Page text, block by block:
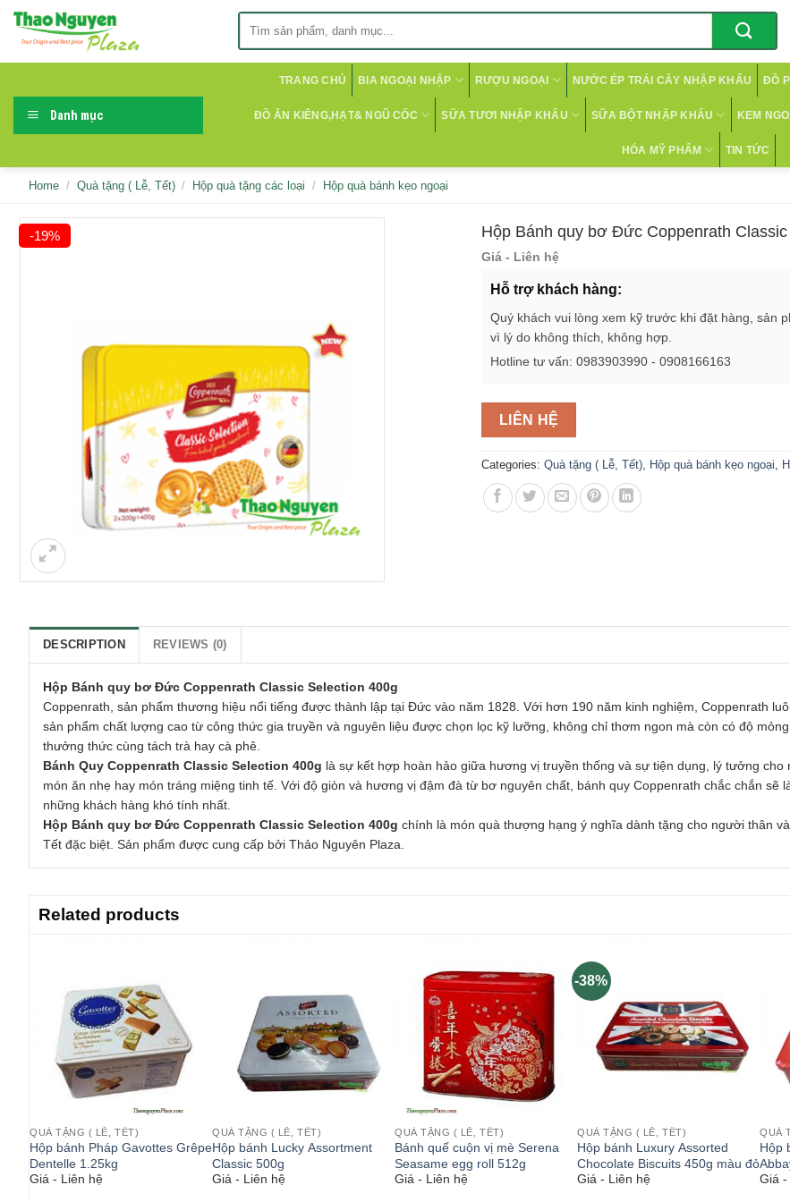
Skip
Danh mục
TRANG CHỦ BIA NGOẠI NHẬP RƯỢU NGOẠI NƯỚC ÉP TRÁI CÂY NHẬP KHẨU ĐỒ
ĐỒ ĂN KIÊNG,HẠT& NGŨ CỐC SỮA TƯƠI NHẬP KHẨU SỮA BỘT NHẬP KHẨU KEM
HÓA MỸ PHẨM TIN TỨC
Home / Quà tặng ( Lễ, Tết) / Hộp quà tặng các loại / Hộp quà bánh kẹo ngoại
-19% Hộp Bánh quy bơ Đức Coppenrath
Giá - Liên hệ
Hỗ trợ khách hàng:
Quý khách vui lòng xem kỹ trước khi đặt hàng, sản
vì lý do không thích, không hợp.
Hotline tư vấn: 0983903990 - 0908166163
LIÊN HỆ
Categories: Quà tặng ( Lễ, Tết), Hộp quà bánh kẹo ngoại,
DESCRIPTION REVIEWS (0)
Hộp Bánh quy bơ Đức Coppenrath Classic Selection 400g
Coppenrath, sản phẩm thương hiệu nổi tiếng được thành lập tại Đức vào năm 1828. Với hơn 190 năm kinh nghiệm, Coppenrath
sản phẩm chất lượng cao từ công thức gia truyền và nguyên liệu được chọn lọc kỹ lưỡng, không chỉ thơm ngon mà còn có độ
thưởng thức cùng tách trà hay cà phê.
Bánh Quy Coppenrath Classic Selection 400g là sự kết hợp hoàn hảo giữa hương vị truyền thống và sự tiện dụng, lý tưởng cho
món ăn nhẹ hay món tráng miệng tinh tế. Với độ giòn và hương vị đậm đà từ bơ nguyên chất, bánh quy Coppenrath chắc chắn sẽ
những khách hàng khó tính nhất.
Hộp Bánh quy bơ Đức Coppenrath Classic Selection 400g chính là món quà thượng hạng ý nghĩa dành tặng cho người thân
Tết đặc biệt. Sản phẩm được cung cấp bởi Thảo Nguyên Plaza.
Related products
QUÀ TẶNG ( LỄ, TẾT)
Hộp bánh Pháp Gavottes Grêpe
Dentelle 1.25kg
Giá - Liên hệ
QUÀ TẶNG ( LỄ, TẾT)
Hộp bánh Lucky Assortment
Classic 500g
Giá - Liên hệ
QUÀ TẶNG ( LỄ, TẾT)
Bánh quế cuộn vị mè Serena
Seasame egg roll 512g
Giá - Liên hệ
-38%
QUÀ TẶNG ( LỄ, TẾT)
Hộp bánh Luxury Assorted
Chocolate Biscuits 450g màu đỏ
Giá - Liên hệ
QUÀ
Hộp
Giá